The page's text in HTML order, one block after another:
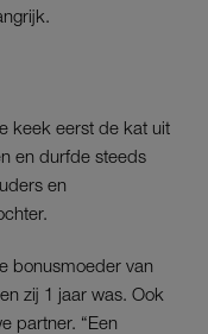
keek eerst de kat uit
en durfde steeds
en
bonusmoeder van
zij 1 jaar was. Ook
partner. “Een